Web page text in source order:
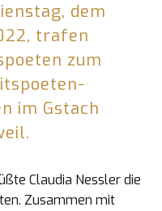
dem
trafen
zum
im Gstach
Claudia Nessler die
Zusammen mit